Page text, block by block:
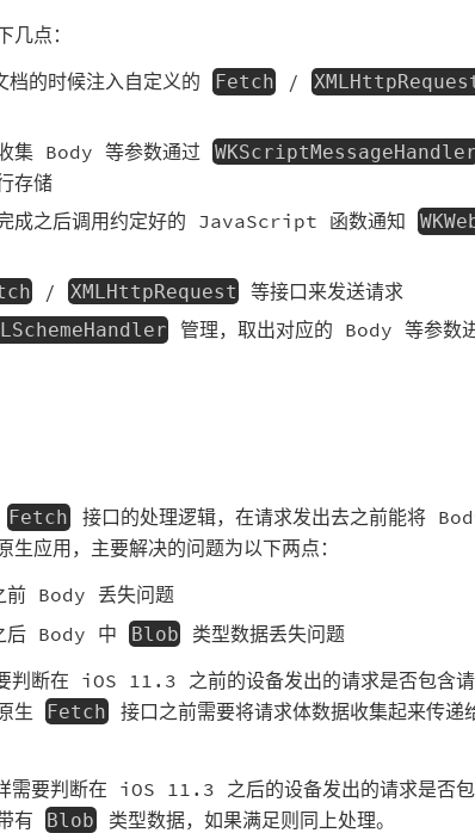
点：
的时候注入自定义的
Fetch /
集 Body 等参数通过
WKScriptMessageHandler
存储
成之后调用约定好的 JavaScript 函数通知
/XMLHttpRequest
等接口来发送请求
管理，取出对应的 Body 等参数
Fetch
接口的处理逻辑，在请求发出去之前能将
生应用，主要解决的问题为以下两点：
Body 丢失问题
Body 中
Blob
类型数据丢失问题
判断在 iOS 11.3 之前的设备发出的请求是否包含请
生
Fetch接口之前需要将请求体数据收集起来传递
需要判断在 iOS 11.3 之后的设备发出的请求是否包
有
Blob类型数据，如果满足则同上处理。